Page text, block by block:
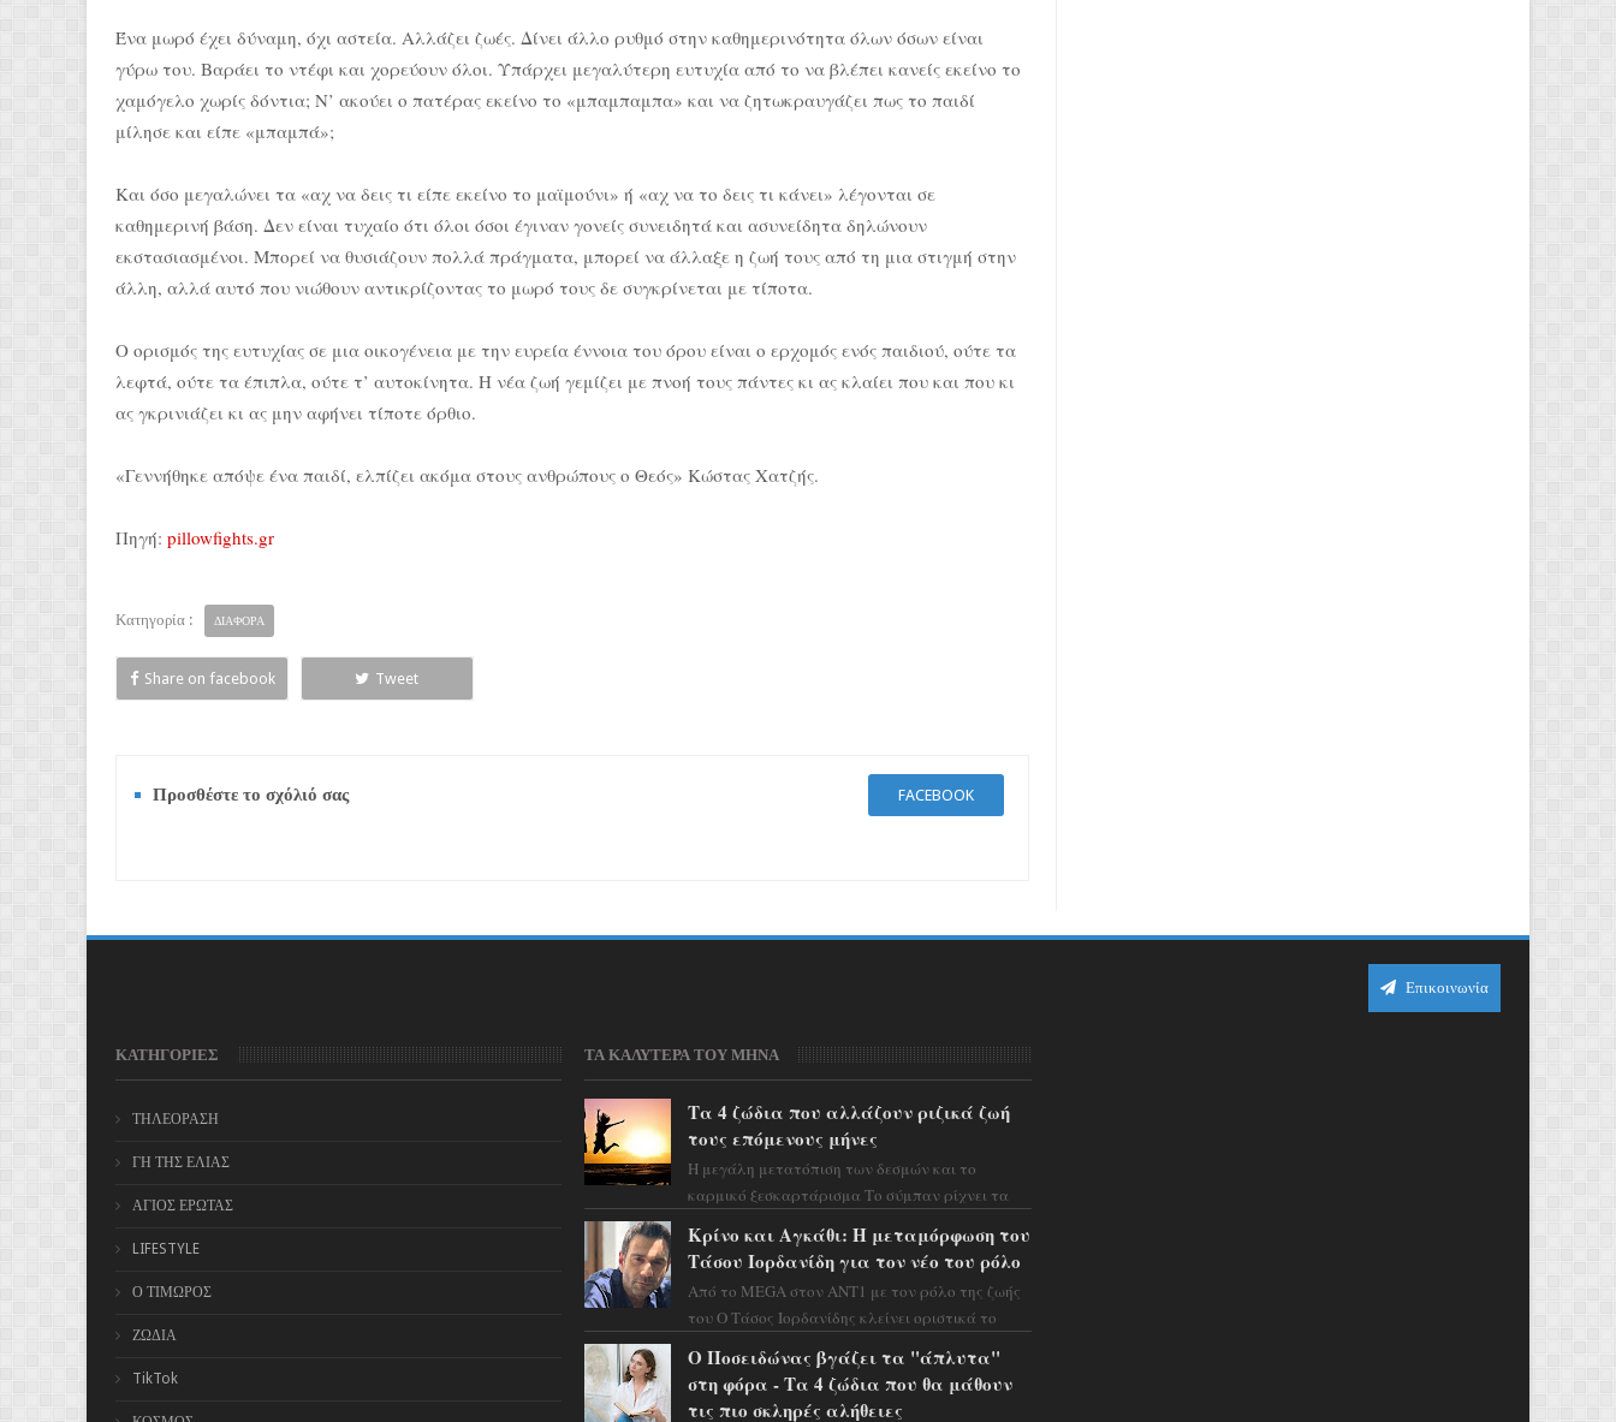
Ένα μωρό έχει δύναμη, όχι αστεία. Αλλάζει ζωές. Δίνει άλλο ρυθμό στην καθημερινότητα όλων όσων είναι
γύρω του. Βαράει το ντέφι και χορεύουν όλοι. Υπάρχει μεγαλύτερη ευτυχία από το να βλέπει κανείς εκείνο το
χαμόγελο χωρίς δόντια; Ν’ ακούει ο πατέρας εκείνο το «μπαμπαμπα» και να ζητωκραυγάζει πως το παιδί
μίλησε και είπε «μπαμπά»;
Και όσο μεγαλώνει τα «αχ να δεις τι είπε εκείνο το μαϊμούνι» ή «αχ να το δεις τι κάνει» λέγονται σε
καθημερινή βάση. Δεν είναι τυχαίο ότι όλοι όσοι έγιναν γονείς συνειδητά και ασυνείδητα δηλώνουν
εκστασιασμένοι. Μπορεί να θυσιάζουν πολλά πράγματα, μπορεί να άλλαξε η ζωή τους από τη μια στιγμή στην
άλλη, αλλά αυτό που νιώθουν αντικρίζοντας το μωρό τους δε συγκρίνεται με τίποτα.
Ο ορισμός της ευτυχίας σε μια οικογένεια με την ευρεία έννοια του όρου είναι ο ερχομός ενός παιδιού, ούτε τα
λεφτά, ούτε τα έπιπλα, ούτε τ’ αυτοκίνητα. Η νέα ζωή γεμίζει με πνοή τους πάντες κι ας κλαίει που και που κι
ας γκρινιάζει κι ας μην αφήνει τίποτε όρθιο.
«Γεννήθηκε απόψε ένα παιδί, ελπίζει ακόμα στους ανθρώπους ο Θεός» Κώστας Χατζής.
Πηγή: pillowfights.gr
Κατηγορία : ΔΙΑΦΟΡΑ
Share on facebook Tweet
Προσθέστε το σχόλιό σας FACEBOOK
Επικοινωνία
ΚΑΤΗΓΟΡΙΕΣ
ΤΗΛΕΟΡΑΣΗ
ΓΗ ΤΗΣ ΕΛΙΑΣ
ΑΓΙΟΣ ΕΡΩΤΑΣ
LIFESTYLE
Ο ΤΙΜΩΡΟΣ
ΖΩΔΙΑ
TikTok
ΤΑ ΚΑΛΥΤΕΡΑ ΤΟΥ ΜΗΝΑ
Τα 4 ζώδια που αλλάζουν ριζικά ζωή
τους επόμενους μήνες
Η μεγάλη μετατόπιση των δεσμών και το
καρμικό ξεσκαρτάρισμα Το σύμπαν ρίχνει τα
προειδοποιεί: οι σελην...
Κρίνο και Αγκάθι: Η μεταμόρφωση του
Τάσου Ιορδανίδη για τον νέο του ρόλο
Από το MEGA στον ΑΝΤ1 με τον ρόλο της ζωής
του Ο Τάσος Ιορδανίδης κλείνει οριστικά το
Μόνο» ...
Ο Ποσειδώνας βγάζει τα "άπλυτα"
στη φόρα - Τα 4 ζώδια που θα μάθουν
τις πιο σκληρές αλήθειες